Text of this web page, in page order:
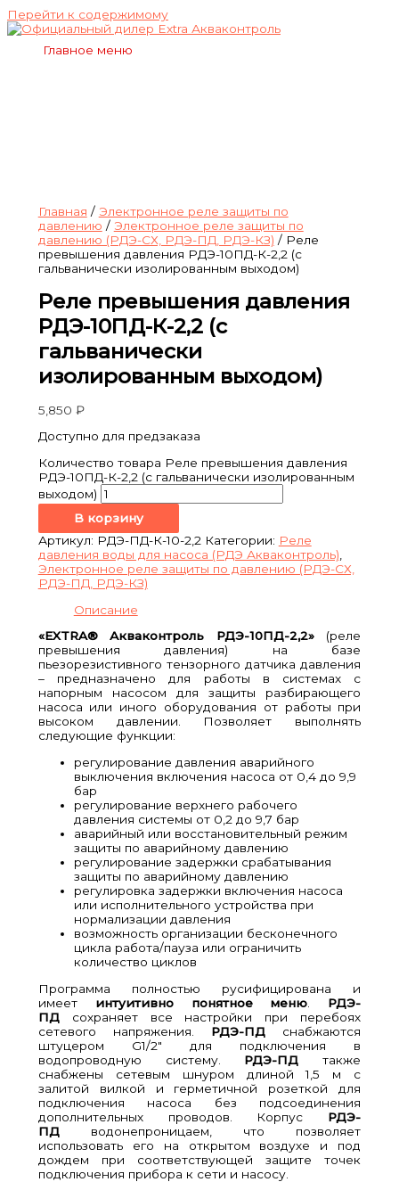
Перейти к содержимому
Главное меню
Главная / Электронное реле защиты по
давлению / Электронное реле защиты по
давлению (РДЭ-СХ, РДЭ-ПД, РДЭ-КЗ) / Реле
превышения давления РДЭ-10ПД-К-2,2 (с
гальванически изолированным выходом)
Реле превышения давления
РДЭ-10ПД-К-2,2 (с
гальванически
изолированным выходом)
5,850 ₽
Доступно для предзаказа
Количество товара Реле превышения давления
РДЭ-10ПД-К-2,2 (с гальванически изолированным
выходом)
В корзину
Артикул: РДЭ-ПД-К-10-2,2 Категории: Реле
давления воды для насоса (РДЭ Акваконтроль)
Электронное реле защиты по давлению (РДЭ-СХ,
РДЭ-ПД, РДЭ-КЗ)
Описание
«EXTRA® Акваконтроль РДЭ-10ПД-2,2»(реле
превышения давления) на базе
пьезорезистивного тензорного датчика давления
– предназначено для работы в системах с
напорным насосом для защиты разбирающего
насоса или иного оборудования от работы при
высоком давлении. Позволяет выполнять
следующие функции:
регулирование давления аварийного
выключения включения насоса от 0,4 до 9,9
бар
регулирование верхнего рабочего
давления системы от 0,2 до 9,7 бар
аварийный или восстановительный режим
защиты по аварийному давлению
регулирование задержки срабатывания
защиты по аварийному давлению
регулировка задержки включения насоса
или исполнительного устройства при
нормализации давления
возможность организации бесконечного
цикла работа/пауза или ограничить
количество циклов
Программа полностью русифицирована и
имеет интуитивно понятное меню
РДЭ-
ПДсохраняет все настройки при перебоях
сетевого напряжения. РДЭ-ПД снабжаются
штуцером G1/2″ для подключения в
водопроводную систему. РДЭ-ПД также
снабжены сетевым шнуром длиной 1,5 м с
залитой вилкой и герметичной розеткой для
подключения насоса без подсоединения
дополнительных проводов. Корпус РДЭ-
ПДводонепроницаем, что позволяет
использовать его на открытом воздухе и под
дождем при соответствующей защите точек
подключения прибора к сети и насосу.